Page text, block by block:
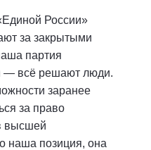
России»
за закрытыми
партия
— всё решают люди.
заранее
за право
высшей
наша позиция, она